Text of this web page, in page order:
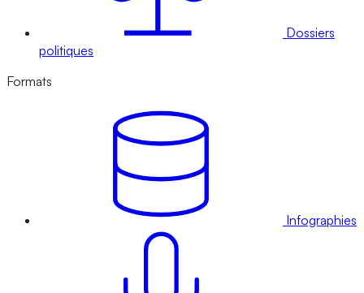
Dossiers
politiques
Formats
Infographies